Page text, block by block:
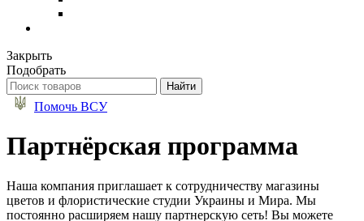
Закрыть
Подобрать
Помочь ВСУ
Партнёрская программа
Наша компания приглашает к сотрудничеству магазины
цветов и флористические студии Украины и Мира. Мы
постоянно расширяем нашу партнерскую сеть! Вы можете